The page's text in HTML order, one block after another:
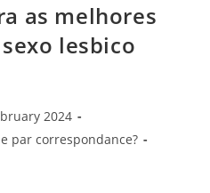
as melhores
lesbico
2024
par correspondance?